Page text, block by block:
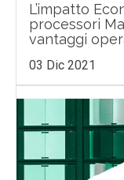
L’impatto
processori
vantaggi
03 Dic 2021